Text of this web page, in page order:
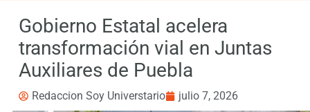
Gobierno Estatal acelera
transformación vial en Juntas
Auxiliares de Puebla
Redaccion Soy Universtario julio 7, 2026